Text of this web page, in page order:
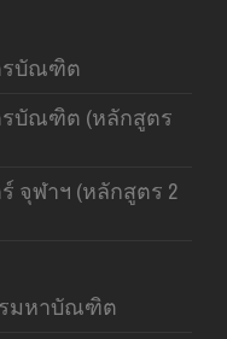
รบัณฑิต
บัณฑิต (หลักสูตร
จุฬาฯ (หลักสูตร 2
มหาบัณฑิต